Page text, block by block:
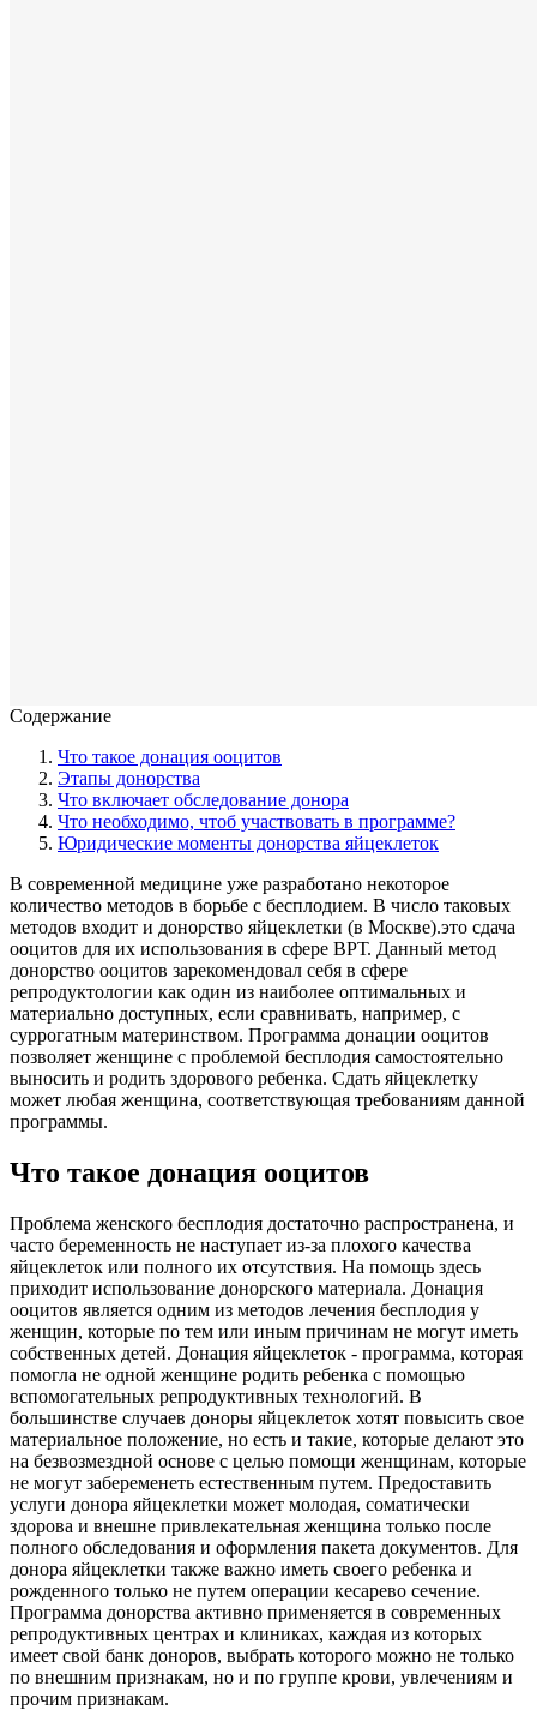
Содержание
Что такое донация ооцитов
Этапы донорства
Что включает обследование донора
Что необходимо, чтоб участвовать в программе?
Юридические моменты донорства яйцеклеток
В современной медицине уже разработано некоторое
количество методов в борьбе с бесплодием. В число таковых
методов входит и донорство яйцеклетки (в Москве).это сдача
ооцитов для их использования в сфере ВРТ. Данный метод
донорство ооцитов зарекомендовал себя в сфере
репродуктологии как один из наиболее оптимальных и
материально доступных, если сравнивать, например, с
суррогатным материнством. Программа донации ооцитов
позволяет женщине с проблемой бесплодия самостоятельно
выносить и родить здорового ребенка. Сдать яйцеклетку
может любая женщина, соответствующая требованиям данной
программы.
Что такое донация ооцитов
Проблема женского бесплодия достаточно распространена, и
часто беременность не наступает из-за плохого качества
яйцеклеток или полного их отсутствия. На помощь здесь
приходит использование донорского материала. Донация
ооцитов является одним из методов лечения бесплодия у
женщин, которые по тем или иным причинам не могут иметь
собственных детей. Донация яйцеклеток - программа, которая
помогла не одной женщине родить ребенка с помощью
вспомогательных репродуктивных технологий. В
большинстве случаев доноры яйцеклеток хотят повысить свое
материальное положение, но есть и такие, которые делают это
на безвозмездной основе с целью помощи женщинам, которые
не могут забеременеть естественным путем. Предоставить
услуги донора яйцеклетки может молодая, соматически
здорова и внешне привлекательная женщина только после
полного обследования и оформления пакета документов. Для
донора яйцеклетки также важно иметь своего ребенка и
рожденного только не путем операции кесарево сечение.
Программа донорства активно применяется в современных
репродуктивных центрах и клиниках, каждая из которых
имеет свой банк доноров, выбрать которого можно не только
по внешним признакам, но и по группе крови, увлечениям и
прочим признакам.